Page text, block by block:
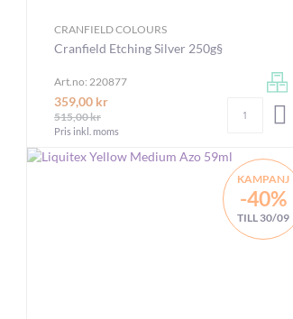
CRANFIELD COLOURS
Cranfield Etching Silver 250g§
Art.no: 220877
359,00 kr
515,00 kr
Pris inkl. moms
KAMPANJ
-40%
TILL 30/09